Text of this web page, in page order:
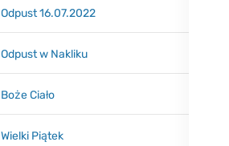
Odpust 16.07.2022
Odpust w Nakliku
Boże Ciało
Wielki Piątek